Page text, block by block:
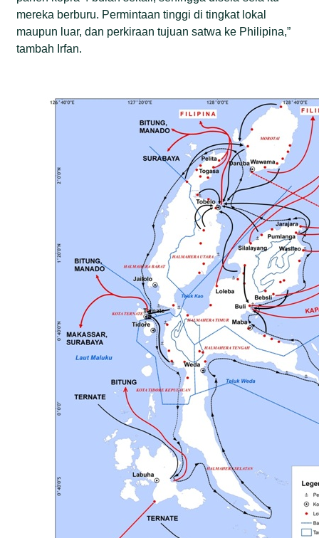
mereka berburu. Permintaan tinggi di tingkat lokal
maupun luar, dan perkiraan tujuan satwa ke Philipina,”
tambah Irfan.